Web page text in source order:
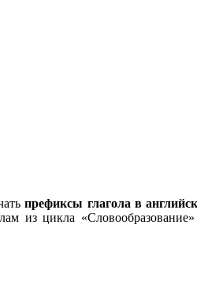
префиксы глагола в
из цикла «Словообразование»